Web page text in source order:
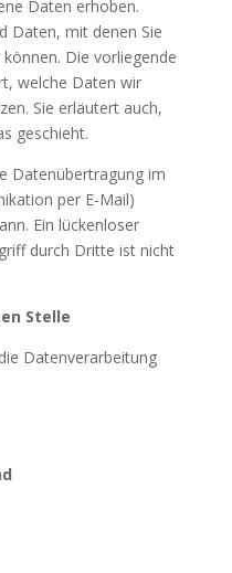
Daten erhoben.
Daten, mit denen Sie
Die vorliegende
welche Daten wir
Sie erläutert auch,
geschieht.
Datenübertragung im
per E-Mail)
Ein lückenloser
durch Dritte ist nicht
Stelle
Datenverarbeitung